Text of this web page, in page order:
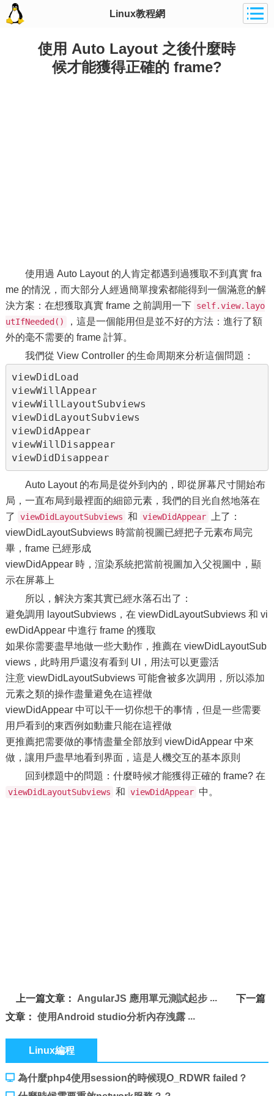
Linux教程網
使用 Auto Layout 之後什麼時
候才能獲得正確的 frame?
使用過 Auto Layout 的人肯定都遇到過獲取不到真實 fra
me 的情況，而大部分人經過簡單搜索都能得到一個滿意的解
決方案：在想獲取真實 frame 之前調用一下 self.view.layo
utIfNeeded()
，這是一個能用但是並不好的方法：進行了額
外的毫不需要的 frame 計算。
我們從 View Controller 的生命周期來分析這個問題：
viewDidLoad
viewWillAppear
viewWillLayoutSubviews
viewDidLayoutSubviews
viewDidAppear
viewWillDisappear
viewDidDisappear
Auto Layout 的布局是從外到內的，即從屏幕尺寸開始布
局，一直布局到最裡面的細節元素，我們的目光自然地落在
了
viewDidLayoutSubviews 和 viewDidAppear
上了：
viewDidLayoutSubviews 時當前視圖已經把子元素布局完
畢，frame 已經形成
viewDidAppear 時，渲染系統把當前視圖加入父視圖中，顯
示在屏幕上
所以，解決方案其實已經水落石出了：
避免調用 layoutSubviews，在 viewDidLayoutSubviews 和 vi
ewDidAppear 中進行 frame 的獲取
如果你需要盡早地做一些大動作，推薦在 viewDidLayoutSub
views，此時用戶還沒有看到 UI，用法可以更靈活
注意 viewDidLayoutSubviews 可能會被多次調用，所以添加
元素之類的操作盡量避免在這裡做
viewDidAppear 中可以干一切你想干的事情，但是一些需要
用戶看到的東西例如動畫只能在這裡做
更推薦把需要做的事情盡量全部放到 viewDidAppear 中來
做，讓用戶盡早地看到界面，這是人機交互的基本原則
回到標題中的問題：什麼時候才能獲得正確的 frame? 在
viewDidLayoutSubviews 和 viewDidAppear 中。
上一篇文章： AngularJS 應用單元測試起步
下一篇
文章： 使用Android studio分析內存洩露
Linux編程
為什麼php4使用session的時候現O_RDWR failed？